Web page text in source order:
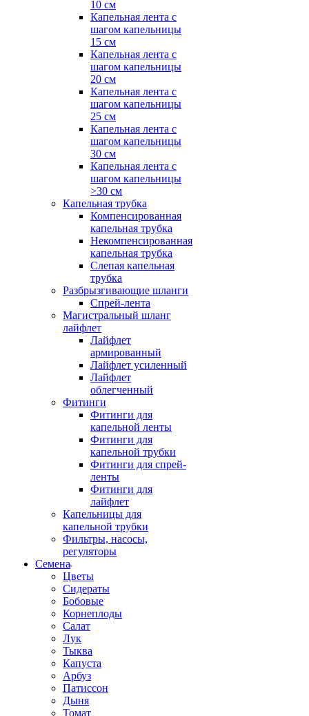
10 см
Капельная лента с
шагом капельницы
15 см
Капельная лента с
шагом капельницы
20 см
Капельная лента с
шагом капельницы
25 см
Капельная лента с
шагом капельницы
30 см
Капельная лента с
шагом капельницы
>30 см
Капельная трубка
Компенсированная
капельная трубка
Некомпенсированная
капельная трубка
Слепая капельная
трубка
Разбрызгивающие шланги
Спрей-лента
Магистральный шланг
лайфлет
Лайфлет
армированный
Лайфлет усиленный
Лайфлет
облегченный
Фитинги
Фитинги для
капельной ленты
Фитинги для
капельной трубки
Фитинги для спрей-
ленты
Фитинги для
лайфлет
Капельницы для
капельной трубки
Фильтры, насосы,
регуляторы
Семена
Цветы
Сидераты
Бобовые
Корнеплоды
Салат
Лук
Тыква
Капуста
Арбуз
Патиссон
Дыня
Томат